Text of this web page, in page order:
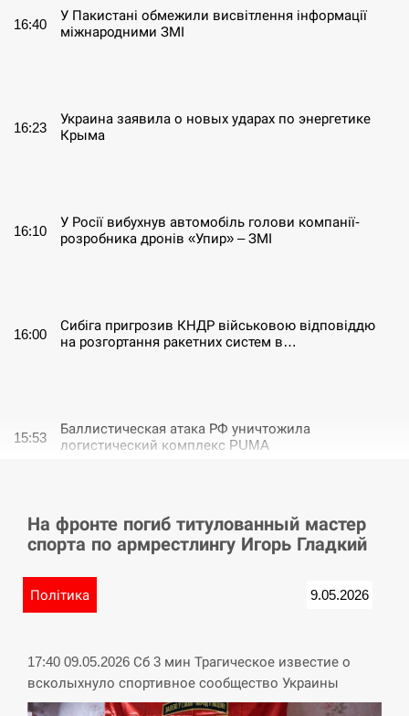
16:40
У Пакистані обмежили висвітлення інформації
міжнародними ЗМІ
16:23
Украина заявила о новых ударах по энергетике
Крыма
16:10
У Росії вибухнув автомобіль голови компанії-
розробника дронів «Упир» – ЗМІ
16:00
Сибіга пригрозив КНДР військовою відповіддю
на розгортання ракетних систем в…
15:53
Баллистическая атака РФ уничтожила
логистический комплекс PUMA
15:40
У Німеччині удар блискавки розділив навпіл
місто в Баварії
СЕРПЕНЬ
СЕРПЕНЬ
На фронте погиб титулованный мастер
спорта по армрестлингу Игорь Гладкий
Політика 9.05.2026
17:40 09.05.2026 Сб 3 мин Трагическое известие о
всколыхнуло спортивное сообщество Украины